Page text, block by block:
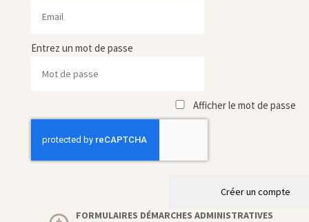
Entrez un mot de passe
Afficher le mot de passe
Créer un compte
FORMULAIRES DÉMARCHES ADMINISTRATIVES